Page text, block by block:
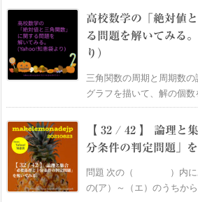
高校数学の「絶対値
る問題を解いてみる
り）
三角関数の周期と周期数
グラフを描いて、解の個数
【 32 / 42 】 論理と
分条件の判定問題」
問題 次の（ ）内にあ
の(ア）～（エ）のうちか